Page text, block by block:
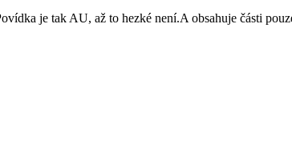
je tak AU, až to hezké není.A obsahuje části